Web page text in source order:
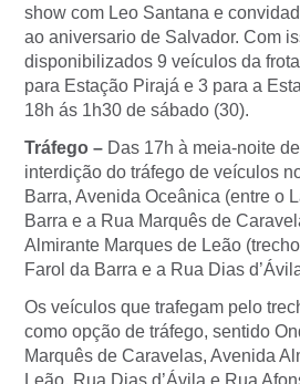
show com Leo Santana e
ao aniversario de Salvador. Com
disponibilizados 9 veículos da
para Estação Pirajá e 3 para a
18h ás 1h30 de sábado (30).
Tráfego – Das 17h à meia-noite
interdição do tráfego de veículos
Barra, Avenida Oceânica (entre o
Barra e a Rua Marquês de
Almirante Marques de Leão
Farol da Barra e a Rua Dias
Os veículos que trafegam pelo
como opção de tráfego, sentido
Marquês de Caravelas, Avenida